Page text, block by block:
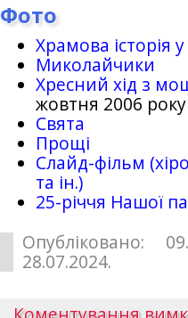
Фото
Храмова історія
Миколайчики
Хресний хід з
жовтня 2006 року
Свята
Прощі
Слайд-фільм
та ін.)
25-рiччя Нашої
Опубліковано:
28.07.2024.